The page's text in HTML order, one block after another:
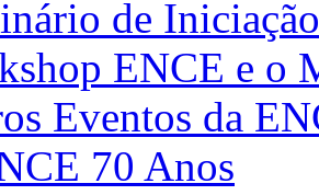
de
ENCE e o
Eventos da
70 Anos